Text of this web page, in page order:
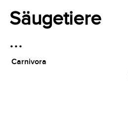
Säugetiere
…
Carnivora